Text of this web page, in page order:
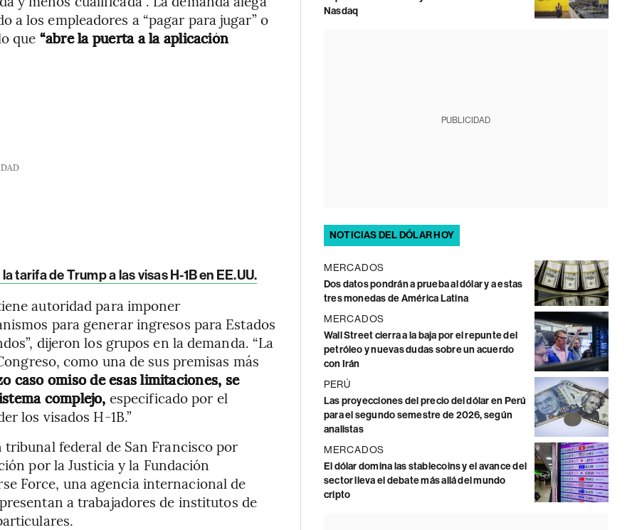
a los empleadores a “pagar para jugar” o
que “abre la puerta a la aplicación
tarifa de Trump a las visas H-1B en EE.UU.
autoridad para imponer
para generar ingresos para Estados
dijeron los grupos en la demanda. “La
como una de sus premisas más
caso omiso de esas limitaciones, se
complejo, especificado por el
los visados H-1B.”
federal de San Francisco por
por la Justicia y la Fundación
Force, una agencia internacional de
a trabajadores de institutos de
Nasdaq
PUBLICIDAD
NOTICIAS DEL DÓLAR HOY
MERCADOS
Dos datos pondrán a prueba al dólar y a estas
tres monedas de América Latina
MERCADOS
Wall Street cierra a la baja por el repunte del
petróleo y nuevas dudas sobre un acuerdo
con Irán
PERÚ
Las proyecciones del precio del dólar en Perú
para el segundo semestre de 2026, según
analistas
MERCADOS
El dólar domina las stablecoins y el avance del
sector lleva el debate más allá del mundo
cripto